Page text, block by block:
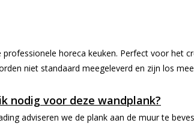
professionele horeca keuken. Perfect voor
niet standaard meegeleverd en zijn los
nodig voor deze wandplank?
adviseren we de plank aan de muur te